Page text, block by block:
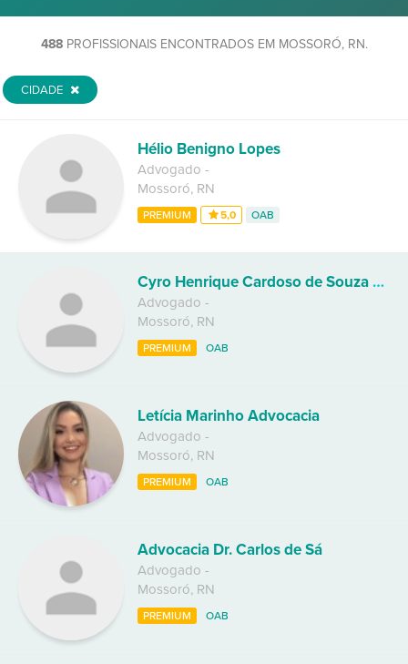
488PROFISSIONAIS ENCONTRADOS EM MOSSORÓ, RN.
CIDADE
Hélio Benigno Lopes
Advogado -
Mossoró, RN
PREMIUM 5,0 OAB
Cyro Henrique Cardoso de Souza Soares
Advogado -
Mossoró, RN
PREMIUM OAB
Letícia Marinho Advocacia
Advogado -
Mossoró, RN
PREMIUM OAB
Advocacia Dr. Carlos de Sá
Advogado -
Mossoró, RN
PREMIUM OAB